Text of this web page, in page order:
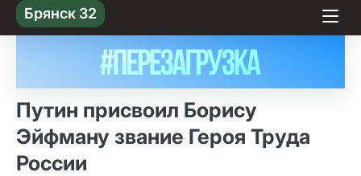
Skip
to content
Брянск 32
Путин присвоил Борису
Эйфману звание Героя Труда
России